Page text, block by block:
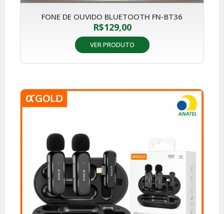
FONE DE OUVIDO BLUETOOTH FN-BT36
R$129,00
VER PRODUTO